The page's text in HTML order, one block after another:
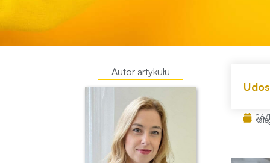
Autor artykułu
26/